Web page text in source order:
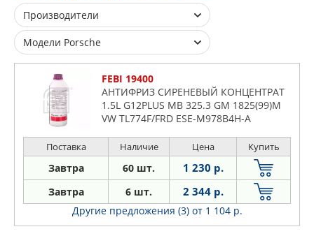
Производители
FEBI
SWAG
Модели Porsche
911
Boxster
Carrera
Cayenne
Cayman
Panamera
FEBI 19400
АНТИФРИЗ СИРЕНЕВЫЙ КОНЦЕНТРАТ
1.5L G12PLUS MB 325.3 GM 1825(99)M
VW TL774F/FRD ESE-M978B4H-A
Поставка Наличие Цена Купить
Завтра 60 шт. 1 230 р.
Завтра 6 шт. 2 344 р.
Другие предложения (3) от 1 104 р.